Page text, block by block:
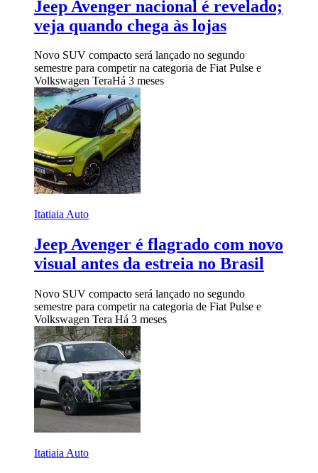
Jeep Avenger nacional é revelado;
veja quando chega às lojas
Novo SUV compacto será lançado no segundo
semestre para competir na categoria de Fiat Pulse e
Volkswagen TeraHá 3 meses
Itatiaia Auto
Jeep Avenger é flagrado com novo
visual antes da estreia no Brasil
Novo SUV compacto será lançado no segundo
semestre para competir na categoria de Fiat Pulse e
Volkswagen Tera Há 3 meses
Itatiaia Auto